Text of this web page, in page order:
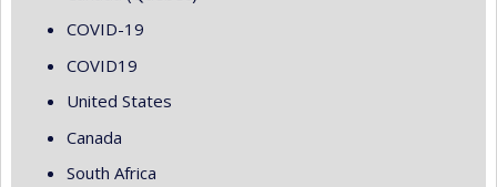
COVID-19
COVID19
United States
Canada
South Africa